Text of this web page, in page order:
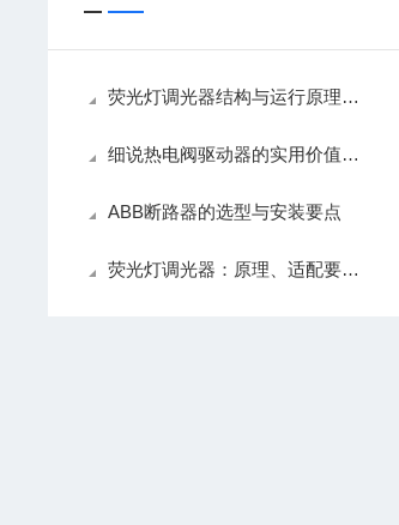
荧光灯调光器结构与运行原理解析
细说热电阀驱动器的实用价值，精准控温降耗
ABB断路器的选型与安装要点
荧光灯调光器：原理、适配要点与使用养护技巧